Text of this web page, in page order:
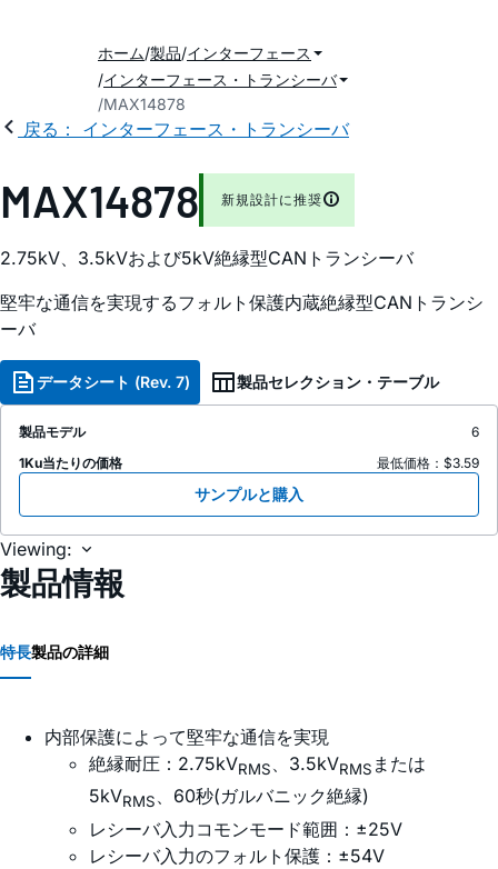
ホーム 製品 インターフェース
インターフェース・トランシーバ
MAX14878
戻る： インターフェース・トランシーバ
MAX14878 新規設計に推奨
2.75kV、3.5kVおよび5kV絶縁型CANトランシーバ
堅牢な通信を実現するフォルト保護内蔵絶縁型CANトランシ
ーバ
データシート (Rev. 7) 製品セレクション・テーブル
製品モデル
6
1Ku当たりの価格
最低価格：$3.59
サンプルと購入
Viewing:
製品情報
特長製品の詳細
内部保護によって堅牢な通信を実現
絶縁耐圧：2.75kVRMS、3.5kVRMS または
5kVRMS、60秒(ガルバニック絶縁)
レシーバ入力コモンモード範囲：±25V
レシーバ入力のフォルト保護：±54V